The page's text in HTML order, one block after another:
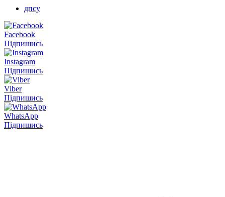
дпсу
Facebook
Підпишись
Instagram
Підпишись
Viber
Підпишись
WhatsApp
Підпишись